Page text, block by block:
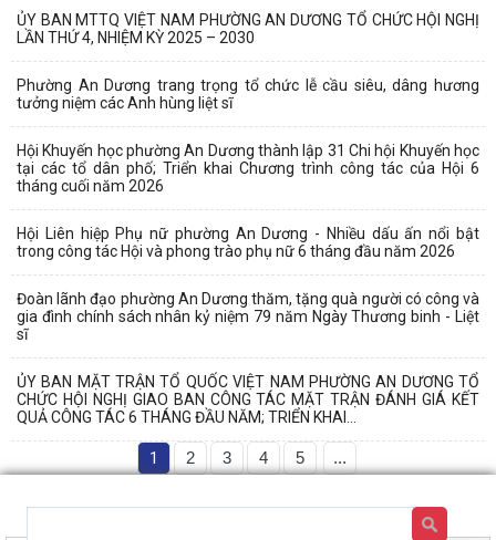
ỦY BAN MTTQ VIỆT NAM PHƯỜNG AN DƯƠNG TỔ CHỨC HỘI NGHỊ
LẦN THỨ 4, NHIỆM KỲ 2025 – 2030
Phường An Dương trang trọng tổ chức lễ cầu siêu, dâng hương
tưởng niệm các Anh hùng liệt sĩ
Hội Khuyến học phường An Dương thành lập 31 Chi hội Khuyến học
tại các tổ dân phố; Triển khai Chương trình công tác của Hội 6
tháng cuối năm 2026
Hội Liên hiệp Phụ nữ phường An Dương - Nhiều dấu ấn nổi bật
trong công tác Hội và phong trào phụ nữ 6 tháng đầu năm 2026
Đoàn lãnh đạo phường An Dương thăm, tặng quà người có công và
gia đình chính sách nhân kỷ niệm 79 năm Ngày Thương binh - Liệt
sĩ
ỦY BAN MẶT TRẬN TỔ QUỐC VIỆT NAM PHƯỜNG AN DƯƠNG TỔ
CHỨC HỘI NGHỊ GIAO BAN CÔNG TÁC MẶT TRẬN ĐÁNH GIÁ KẾT
QUẢ CÔNG TÁC 6 THÁNG ĐẦU NĂM; TRIỂN KHAI...
1 2 3 4 5 ...